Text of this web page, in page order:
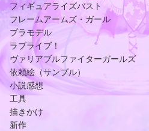
フィギュアライズバスト
フレームアームズ・ガール
プラモデル
ラブライブ！
ヴァリアブルファイターガールズ
依頼絵（サンプル）
小説感想
工具
描きかけ
新作